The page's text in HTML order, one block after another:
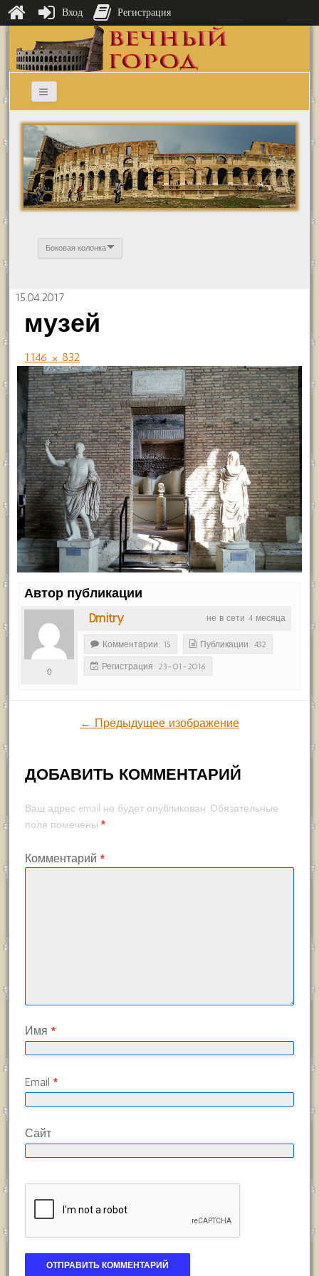
Боковая колонка
15.04.2017
музей
1146 × 832
Автор публикации
не в сети 4 месяца
Dmitry
0
Комментарии: 15 Публикации: 432
Регистрация: 23-01-2016
← Предыдущее изображение
ДОБАВИТЬ КОММЕНТАРИЙ
Ваш адрес email не будет опубликован. Обязательные
поля помечены *
Комментарий *
Имя *
Email *
Сайт
Вход Регистрация